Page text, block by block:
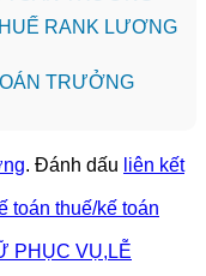
RANK LƯƠNG
TRƯỞNG
. Đánh dấu liên kết
toán thuế/kế toán
PHỤC VỤ,LỄ